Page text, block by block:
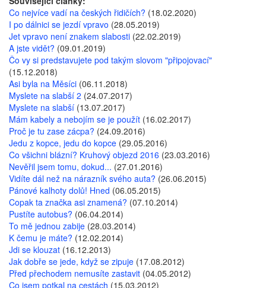
Co nejvíce vadí na českých řidičích? (18.02.2020)
I po dálnici se jezdí vpravo (28.05.2019)
Jet vpravo není znakem slabosti (22.02.2019)
A jste vidět? (09.01.2019)
Čo vy si predstavujete pod takým slovom "připojovací"
(15.12.2018)
Asi byla na Měsíci (06.11.2018)
Myslete na slabší 2 (24.07.2017)
Myslete na slabší (13.07.2017)
Mám kabely a nebojím se je použít (16.02.2017)
Proč je tu zase zácpa? (24.09.2016)
Jedu z kopce, jedu do kopce (29.05.2016)
Co všichni blázní? Kruhový objezd 2016 (23.03.2016)
Nevěřil jsem tomu, dokud... (27.01.2016)
Vidíte dál než na nárazník svého auta? (26.06.2015)
Pánové kalhoty dolů! Hned (06.05.2015)
Copak ta značka asi znamená? (07.10.2014)
Pustíte autobus? (06.04.2014)
To mě jednou zabije (28.03.2014)
K čemu je máte? (12.02.2014)
Jdi se klouzat (16.12.2013)
Jak dobře se jede, když se zipuje (17.08.2012)
Před přechodem nemusíte zastavit (04.05.2012)
Co jsem potkal na cestách (15.03.2012)